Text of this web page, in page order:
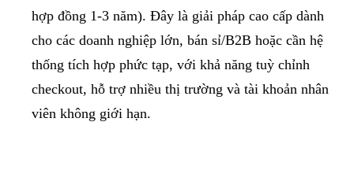
hợp đồng 1-3 năm). Đây là giải pháp cao cấp dành
cho các doanh nghiệp lớn, bán sỉ/B2B hoặc cần hệ
thống tích hợp phức tạp, với khả năng tuỳchỉnh
checkout, hỗ trợ nhiều thị trường và tài khoản nhân
viên không giới hạn.